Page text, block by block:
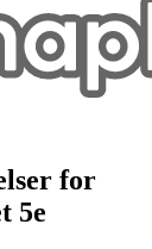
for
5e